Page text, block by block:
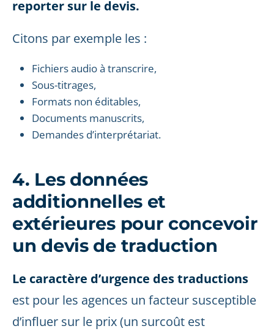
reporter sur le devis.
Citons par exemple les :
Fichiers audio à transcrire,
Sous-titrages,
Formats non éditables,
Documents manuscrits,
Demandes d’interprétariat.
4. Les données
additionnelles et
extérieures pour concevoir
un devis de traduction
Le caractère d’urgence des traductions
est pour les agences un facteur susceptible
d’influer sur le prix (un surcoût est